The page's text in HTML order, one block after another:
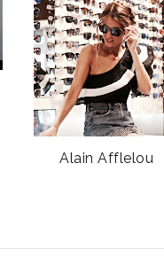
Alain Afflelou